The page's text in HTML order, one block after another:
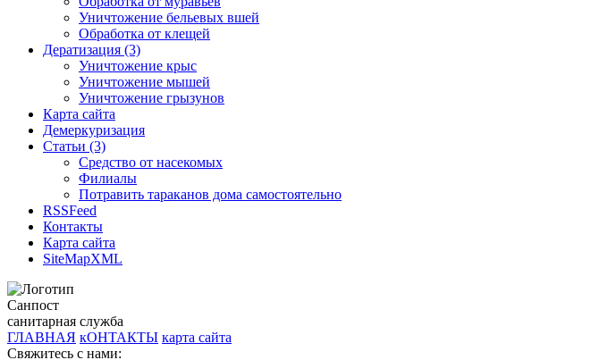
Уничтожение бельевых вшей
Обработка от клещей
Дератизация (3)
Уничтожение крыс
Уничтожение мышей
Уничтожение грызунов
Карта сайта
Демеркуризация
Статьи (3)
Средство от насекомых
Филиалы
Потравить тараканов дома самостоятельно
RSSFeed
Контакты
Карта сайта
SiteMapXML
Санпост
санитарная служба
ГЛАВНАЯ кОНТАКТЫ карта сайта
Свяжитесь с нами: